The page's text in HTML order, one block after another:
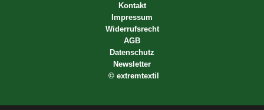
Kontakt
Impressum
Widerrufsrecht
AGB
Datenschutz
Newsletter
© extremtextil